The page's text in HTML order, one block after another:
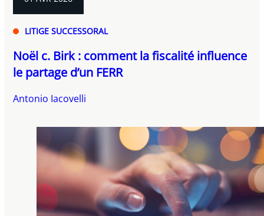
LITIGE SUCCESSORAL
Noël c. Birk : comment la fiscalité influence
le partage d’un FERR
Antonio Iacovelli